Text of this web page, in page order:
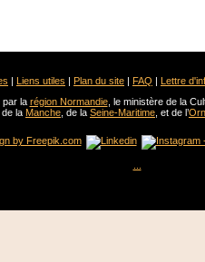
| Liens utiles | Plan du site | FAQ | Lettre
par la région Normandie, le ministère de la
, de la Manche , de la Seine-Maritime , et de l’